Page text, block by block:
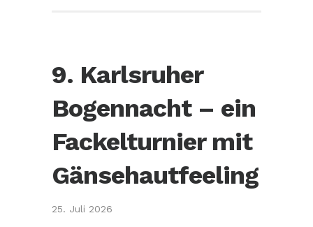
9. Karlsruher
Bogennacht – ein
Fackelturnier mit
Gänsehautfeeling
25. Juli 2026